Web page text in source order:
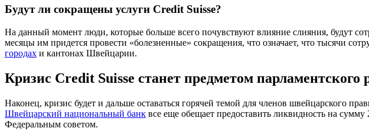
Будут ли сокращены услуги Credit Suisse?
На данный момент люди, которые больше всего почувствуют влияние слияния, будут
месяцы им придется провести «болезненные» сокращения, что означает, что тысячи
городах и кантонах Швейцарии.
Кризис Credit Suisse станет предметом парламентского
Наконец, кризис будет и дальше оставаться горячей темой для членов швейцарского
Швейцарский национальный банк все еще обещает предоставить ликвидность на
Федеральным советом.